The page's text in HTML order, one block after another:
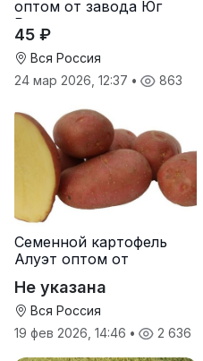
оптом от завода Юг
Руси
45 ₽
Вся Россия
24 мар 2026, 12:37 • 863
Семенной картофель
Алуэт оптом от
Не указана
Вся Россия
19 фев 2026, 14:46 • 2 636